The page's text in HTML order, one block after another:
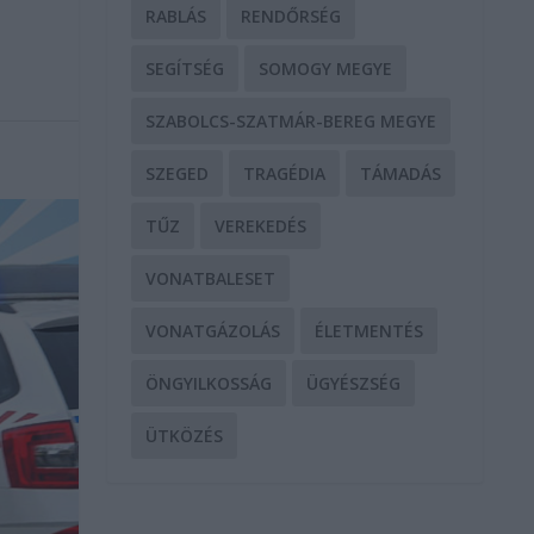
RABLÁS RENDŐRSÉG
SEGÍTSÉG SOMOGY MEGYE
SZABOLCS-SZATMÁR-BEREG MEGYE
SZEGED TRAGÉDIA TÁMADÁS
TŰZ VEREKEDÉS
VONATBALESET
VONATGÁZOLÁS ÉLETMENTÉS
ÖNGYILKOSSÁG ÜGYÉSZSÉG
ÜTKÖZÉS